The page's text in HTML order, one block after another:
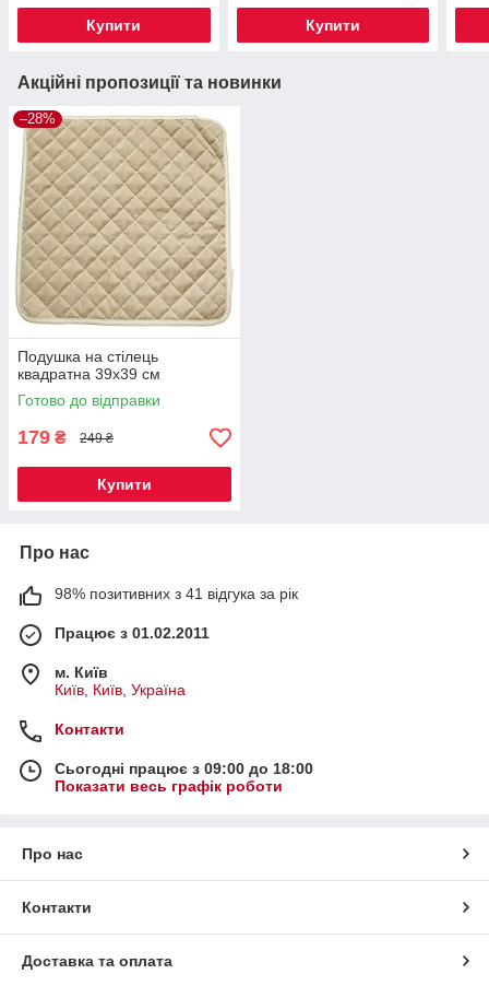
Купити Купити
Акційні пропозиції та новинки
–28%
Подушка на стілець
квадратна 39x39 см
Готово до відправки
179 ₴ 249 ₴
Купити
Про нас
98% позитивних з 41 відгука за рік
Працює з 01.02.2011
м. Київ
Київ, Київ, Україна
Контакти
Сьогодні працює з 09:00 до 18:00
Показати весь графік роботи
Про нас
Контакти
Доставка та оплата